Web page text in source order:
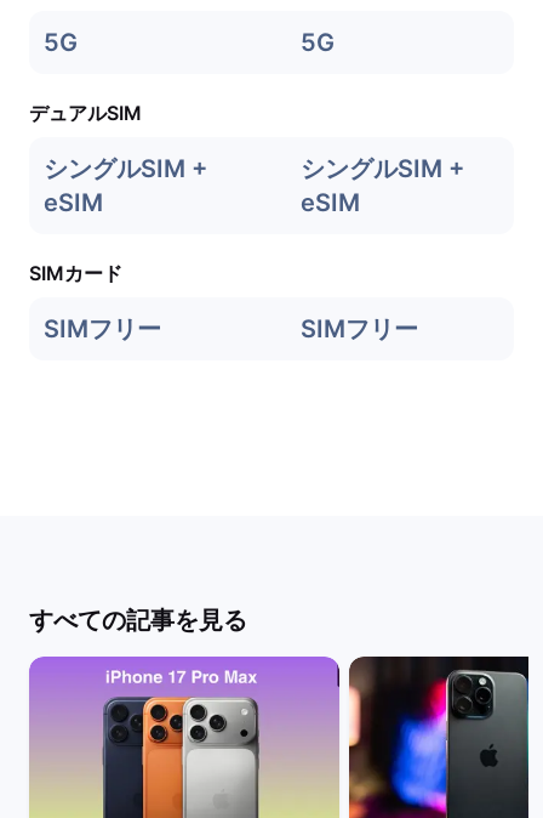
5G 5G
デュアルSIM
シングルSIM +
eSIM
シングルSIM +
eSIM
SIMカード
SIMフリー SIMフリー
すべての記事を見る